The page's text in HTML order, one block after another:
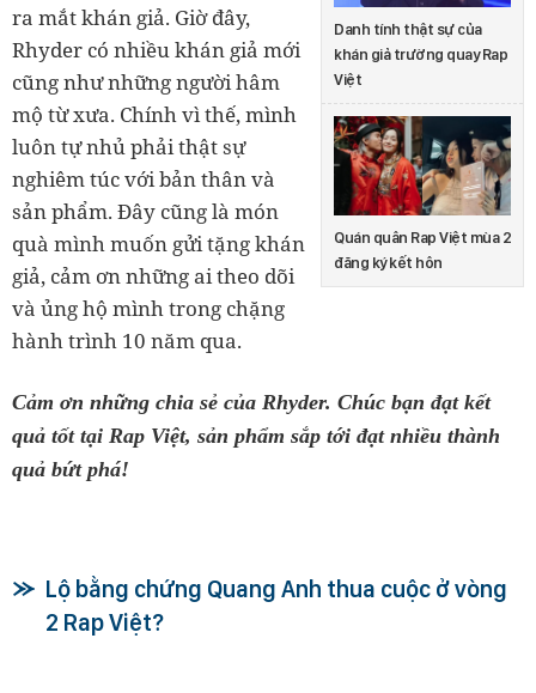
Danh tính thật sự của
khán giả trường quay Rap
Việt
Quán quân Rap Việt mùa 2
đăng ký kết hôn
ra mắt khán giả. Giờ đây,
Rhyder có nhiều khán giả mới
cũng như những người hâm
mộ từ xưa. Chính vì thế, mình
luôn tự nhủ phải thật sự
nghiêm túc với bản thân và
sản phẩm. Đây cũng là món
quà mình muốn gửi tặng khán
giả, cảm ơn những ai theo dõi
và ủng hộ mình trong chặng
hành trình 10 năm qua.
Cảm ơn những chia sẻ của Rhyder. Chúc bạn đạt kết
quả tốt tại Rap Việt, sản phẩm sắp tới đạt nhiều thành
quả bứt phá!
Lộ bằng chứng Quang Anh thua cuộc ở vòng
2 Rap Việt?